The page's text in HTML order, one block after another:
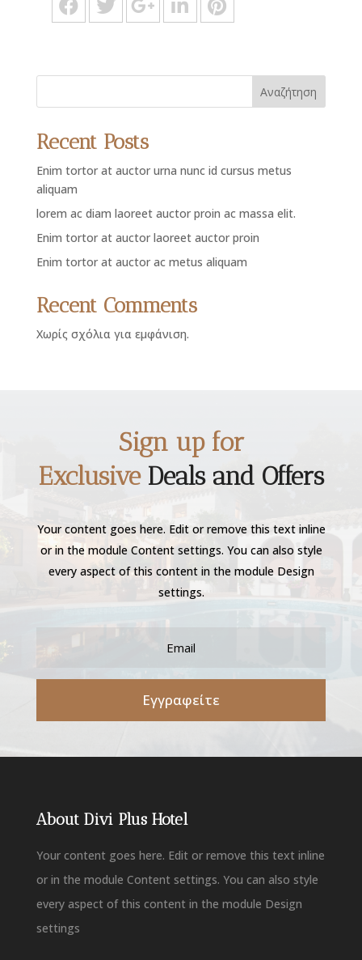
Αναζήτηση
Recent Posts
Enim tortor at auctor urna nunc id cursus metus
aliquam
lorem ac diam laoreet auctor proin ac massa elit.
Enim tortor at auctor laoreet auctor proin
Enim tortor at auctor ac metus aliquam
Recent Comments
Χωρίς σχόλια για εμφάνιση.
Sign up for
Exclusive Deals and Offers
Your content goes here. Edit or remove this text inline
or in the module Content settings. You can also style
every aspect of this content in the module Design
settings.
Εγγραφείτε
About Divi Plus Hotel
Your content goes here. Edit or remove this text inline
or in the module Content settings. You can also style
every aspect of this content in the module Design
settings